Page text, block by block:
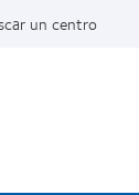
un centro